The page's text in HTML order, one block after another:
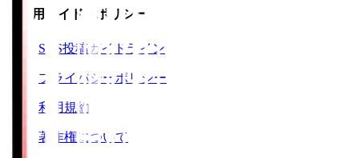
ご利用ガイド・ポリシー
SNS投稿ガイドライン
プライバシーポリシー
利用規約
著作権について